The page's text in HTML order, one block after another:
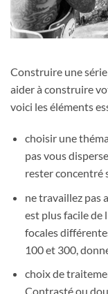
Construire une
aider à construire
voici les éléments
choisir une
pas vous
rester concentré
ne travaillez pas
est plus facile de
focales
100 et 300,
choix de
Contrasté ou